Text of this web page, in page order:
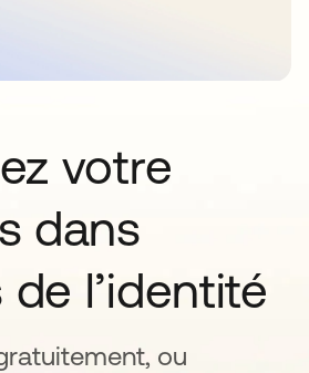
dans un nouvel onglet
votre
dans
de l’identité
ou